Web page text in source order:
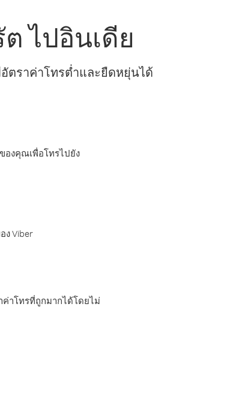
ไปอินเดีย
ตราค่าโทรต่ำและยืดหยุ่นได้
องคุณเพื่อโทรไปยัง
ง Viber
าโทรที่ถูกมากได้โดยไม่